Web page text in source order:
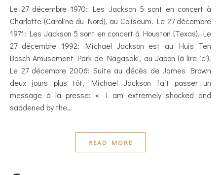
Le 27 décembre 1970: Les Jackson 5 sont en concert à
Charlotte (Caroline du Nord), au Coliseum. Le 27 décembre
1971: Les Jackson 5 sont en concert à Houston (Texas). Le
27 décembre 1992: Michael Jackson est au Huis Ten
Bosch Amusement Park de Nagasaki, au Japon (à lire ici).
Le 27 décembre 2006: Suite au décès de James Brown
deux jours plus tôt, Michael Jackson fait passer un
message à la presse: « I am extremely shocked and
saddened by the…
READ MORE